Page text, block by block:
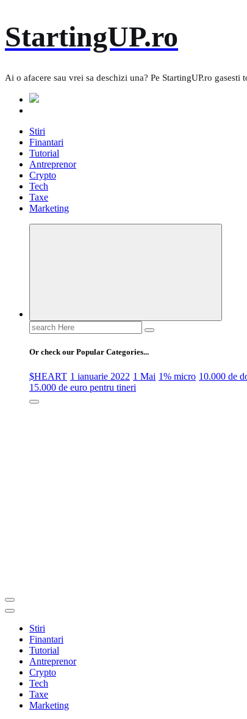
to
content
StartingUP.ro
Ai o afacere sau vrei sa deschizi una? Pe StartingUP.ro
Stiri
Finantari
Tutorial
Antreprenor
Crypto
Tech
Taxe
Marketing
Search
for:
Or check our Popular Categories...
$HEART 1 ianuarie 2022 1 Mai 1% micro 10.000 de
15.000 de euro pentru tineri
Stiri
Finantari
Tutorial
Antreprenor
Crypto
Tech
Taxe
Marketing